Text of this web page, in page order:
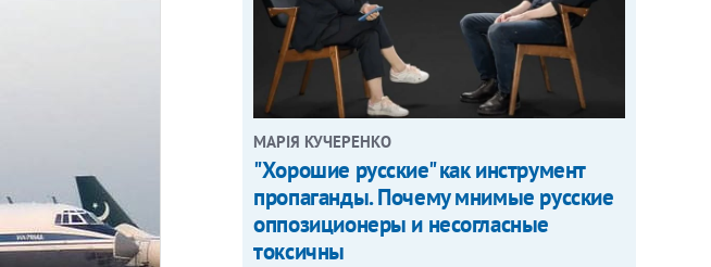
МАРІЯ КУЧЕРЕНКО
"Хорошие русские" как инструмент
пропаганды. Почему мнимые русские
оппозиционеры и несогласные
токсичны